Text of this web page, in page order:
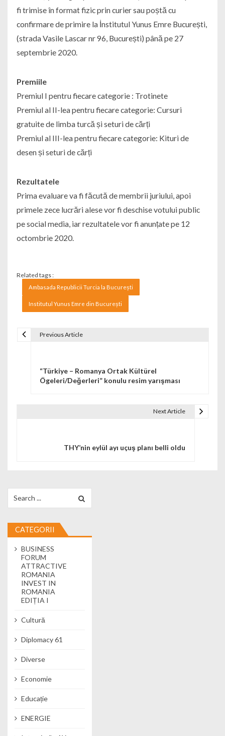
fi trimise în format fizic prin curier sau poștă cu
confirmare de primire la İnstitutul Yunus Emre București,
(strada Vasile Lascar nr 96, București) până pe 27
septembrie 2020.
Premiile
Premiul I pentru fiecare categorie : Trotinete
Premiul al II-lea pentru fiecare categorie: Cursuri
gratuite de limba turcă și seturi de cărți
Premiul al III-lea pentru fiecare categorie: Kituri de
desen și seturi de cărți
Rezultatele
Prima evaluare va fi făcută de membrii juriului, apoi
primele zece lucrări alese vor fi deschise votului public
pe social media, iar rezultatele vor fi anunțate pe 12
octombrie 2020.
Related tags :
Ambasada Republicii Turcia la București
Institutul Yunus Emre din București
Previous Article
“Türkiye – Romanya Ortak Kültürel
Ögeleri/Değerleri” konulu resim yarışması
Next Article
THY’nin eylül ayı uçuş planı belli oldu
CATEGORII
BUSINESS
FORUM
ATTRACTIVE
ROMANIA
INVEST IN
ROMANIA
EDIȚIA I
Cultură
Diplomacy 61
Diverse
Economie
Educație
ENERGIE